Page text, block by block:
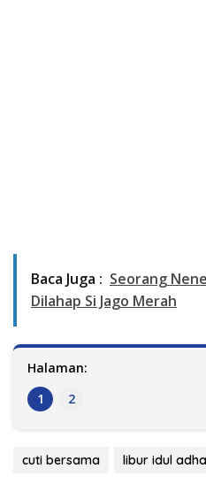
Baca Juga : Seorang
Dilahap Si Jago Merah
Halaman:
1
2
cuti bersama libur idul